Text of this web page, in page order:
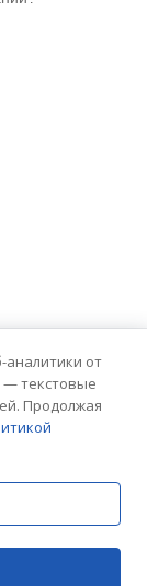
аналитики от
— текстовые
Продолжая